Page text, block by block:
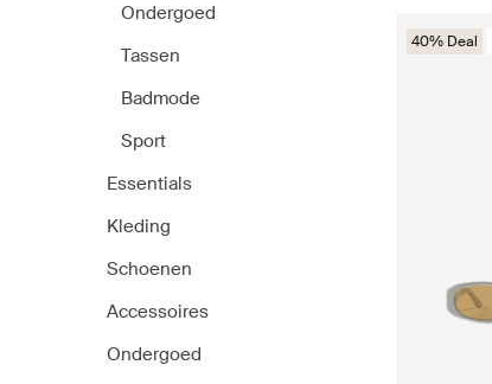
Ondergoed
Tassen
Badmode
Sport
Essentials
Kleding
Schoenen
Accessoires
Ondergoed
40% Deal